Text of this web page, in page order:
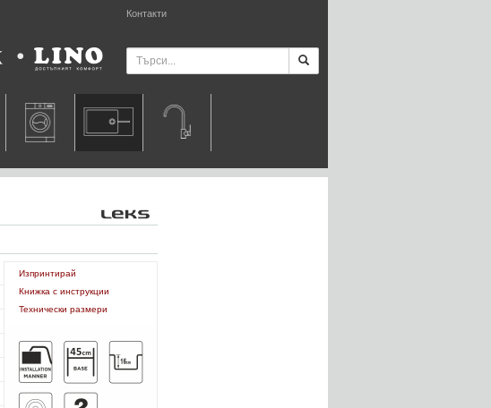
Контакти
Lino
Изпринтирай
Книжка с инструкции
Технически размери